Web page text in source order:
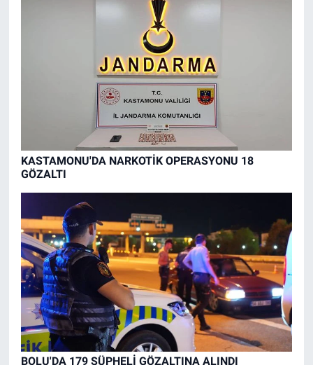
KASTAMONU'DA NARKOTİK OPERASYONU 18
GÖZALTI
BOLU'DA 179 ŞÜPHELİ GÖZALTINA ALINDI